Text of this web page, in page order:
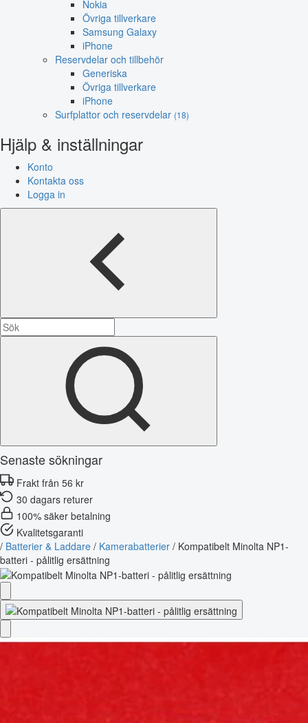
Nokia
Övriga tillverkare
Samsung Galaxy
iPhone
Reservdelar och tillbehör
Generiska
Övriga tillverkare
iPhone
Surfplattor och reservdelar (18)
Hjälp & inställningar
Konto
Kontakta oss
Logga in
Senaste sökningar
Frakt från 56 kr
30 dagars returer
100% säker betalning
Kvalitetsgaranti
/ Batterier & Laddare / Kamerabatterier / Kompatibelt Minolta NP1-
batteri - pålitlig ersättning